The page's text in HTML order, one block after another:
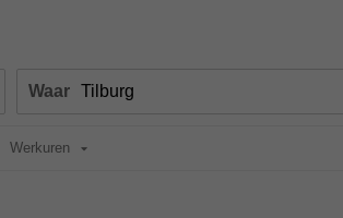
Waar
Werkuren